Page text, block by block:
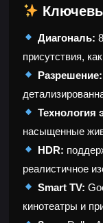
Диагональ:
присутствия,
Разрешение:
Технология
насыщенные
HDR:
реалистичное
Smart TV:
кинотеатры и